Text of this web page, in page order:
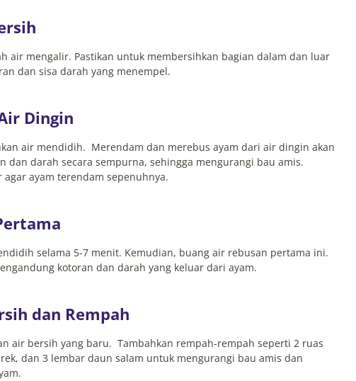
air mengalir. Pastikan untuk membersihkan bagian dalam dan luar
dan sisa darah yang menempel.
Dingin
air mendidih. Merendam dan merebus ayam dari air dingin akan
dan darah secara sempurna, sehingga mengurangi bau amis.
ayam terendam sepenuhnya.
selama 5-7 menit. Kemudian, buang air rebusan pertama ini.
kotoran dan darah yang keluar dari ayam.
dan Rempah
air bersih yang baru. Tambahkan rempah-rempah seperti 2 ruas
dan 3 lembar daun salam untuk mengurangi bau amis dan